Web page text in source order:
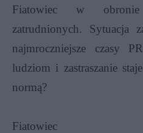
Fiatowiec w
zatrudnionych. Sytuacja
najmroczniejsze czasy
ludziom i zastraszanie
normą?
Fiatowiec